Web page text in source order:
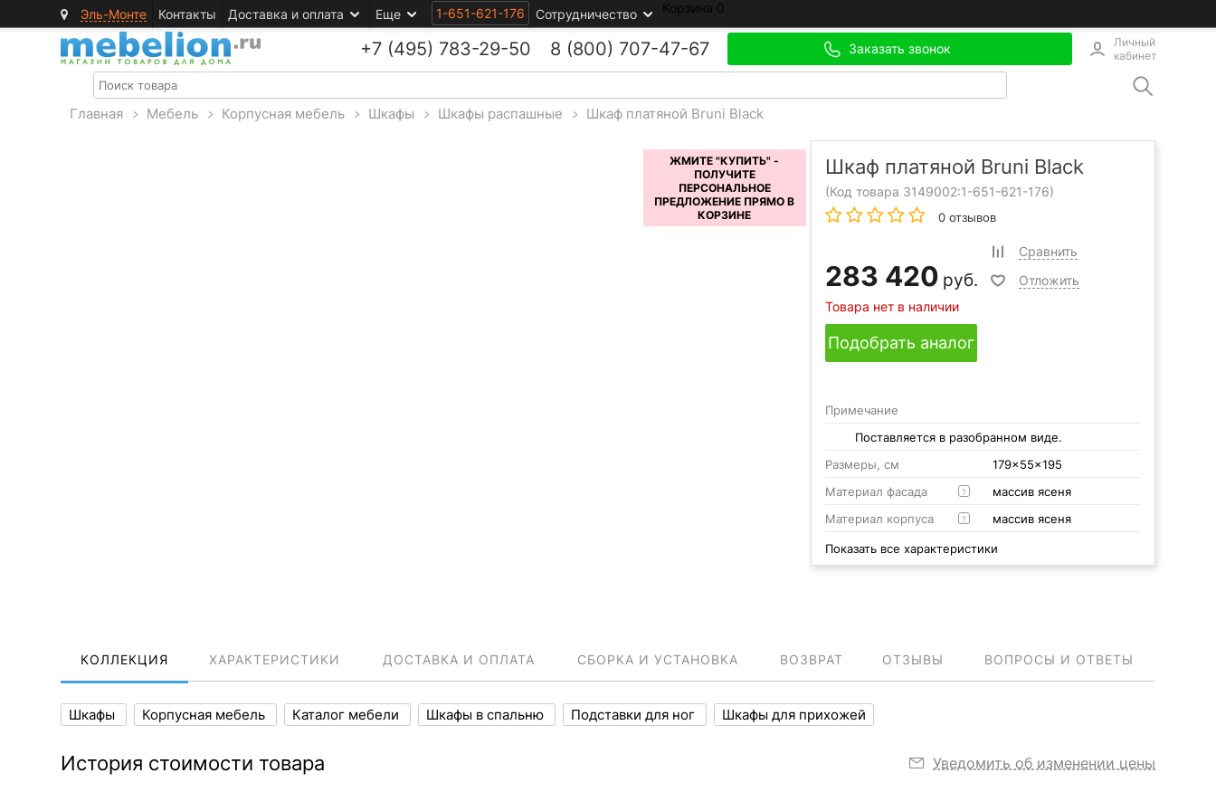
Эль-Монте Контакты Доставка и оплата Еще 1-651-621-176 Сотрудничество Корзина 0
+7 (495) 783-29-50 8 (800) 707-47-67 Заказать звонок
Личный
кабинет
Главная > Мебель > Корпусная мебель > Шкафы > Шкафы распашные > Шкаф платяной Bruni Black
Шкаф платяной Bruni Black
(Код товара 3149002:1-651-621-176)
0 отзывов
283 420 руб.
Товара нет в наличии
Сравнить
Отложить
Подобрать аналог
Примечание
Поставляется в разобранном виде.
Размеры, см
179x55x195
Материал фасада
?
массив ясеня
Материал корпуса
? массив ясеня
Показать все характеристики
КОЛЛЕКЦИЯ ХАРАКТЕРИСТИКИ ДОСТАВКА И ОПЛАТА СБОРКА И УСТАНОВКА ВОЗВРАТ ОТЗЫВЫ ВОПРОСЫ И ОТВЕТЫ
Шкафы Корпусная мебель Каталог мебели Шкафы в спальню Подставки для ног Шкафы для прихожей
История стоимости товара Уведомить об изменении цены